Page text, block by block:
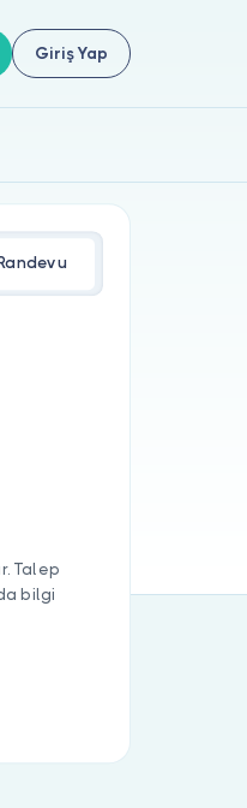
Giriş Yap
Talep
bilgi